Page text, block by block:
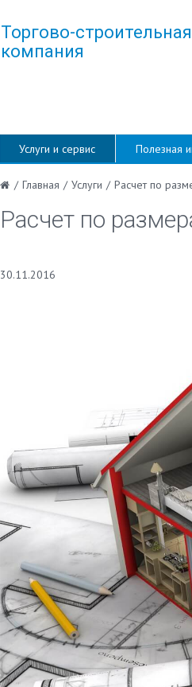
Торгово-строительная
компания
Услуги и сервис Полезная
/ Главная / Услуги / Расчет по
Расчет по
30.11.2016